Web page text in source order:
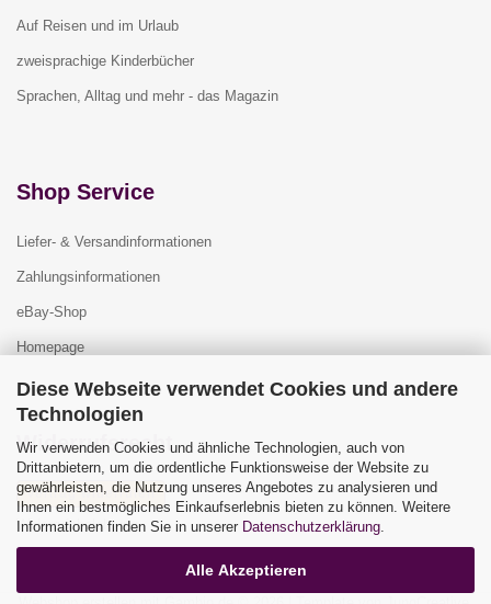
Diese Webseite verwendet Cookies und andere
Technologien
Wir verwenden Cookies und ähnliche Technologien, auch von
Drittanbietern, um die ordentliche Funktionsweise der Website zu
gewährleisten, die Nutzung unseres Angebotes zu analysieren und
Ihnen ein bestmögliches Einkaufserlebnis bieten zu können. Weitere
Informationen finden Sie in unserer Datenschutzerklärung
Alle Akzeptieren
Auf Reisen und im Urlaub
zweisprachige Kinderbücher
Sprachen, Alltag und mehr - das Magazin
Shop Service
Liefer- & Versandinformationen
Zahlungsinformationen
eBay-Shop
Homepage
Widerrufsrecht
Vertrag widerrufen
Widerrufsbelehrung